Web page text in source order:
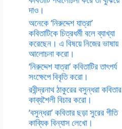
দাও।
অনেকে ‘নিরুদ্দেশ যাত্রা’
কবিতাটিকে চিত্রধর্মী বলে ব্যাখ্যা
করেছেন। এ বিষয়ে নিজের ভাষায়
আলোচনা করো।
‘নিরুদ্দেশ যাত্রা’ কবিতাটির তাৎপর্য
সংক্ষেপে বিবৃতি করো।
রবীন্দ্রনাথ ঠাকুরের বসুন্ধরা কবিতার
কাব্যশৈলী বিচার করো।
‘বসুন্ধরা’ কবিতার ছড়া সুরের গীতি
কাব্যিক বিন্যাস লেখো।